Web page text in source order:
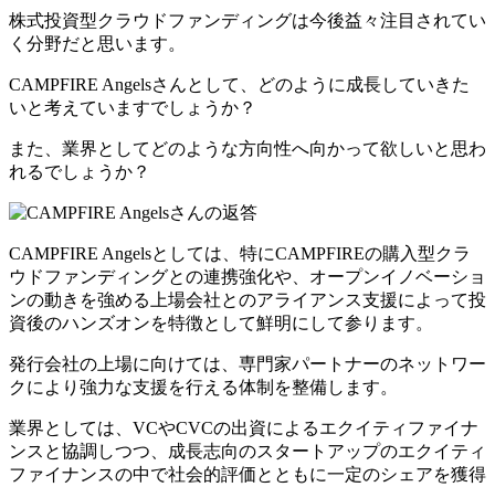
株式投資型クラウドファンディングは今後益々注目されてい
く分野だと思います。
CAMPFIRE Angelsさんとして、どのように成長していきた
いと考えていますでしょうか？
また、業界としてどのような方向性へ向かって欲しいと思わ
れるでしょうか？
CAMPFIRE Angelsとしては、特にCAMPFIREの購入型クラ
ウドファンディングとの連携強化や、オープンイノベーショ
ンの動きを強める上場会社とのアライアンス支援によって投
資後のハンズオンを特徴として鮮明にして参ります。
発行会社の上場に向けては、専門家パートナーのネットワー
クにより強力な支援を行える体制を整備します。
業界としては、VCやCVCの出資によるエクイティファイナ
ンスと協調しつつ、成長志向のスタートアップのエクイティ
ファイナンスの中で社会的評価とともに一定のシェアを獲得